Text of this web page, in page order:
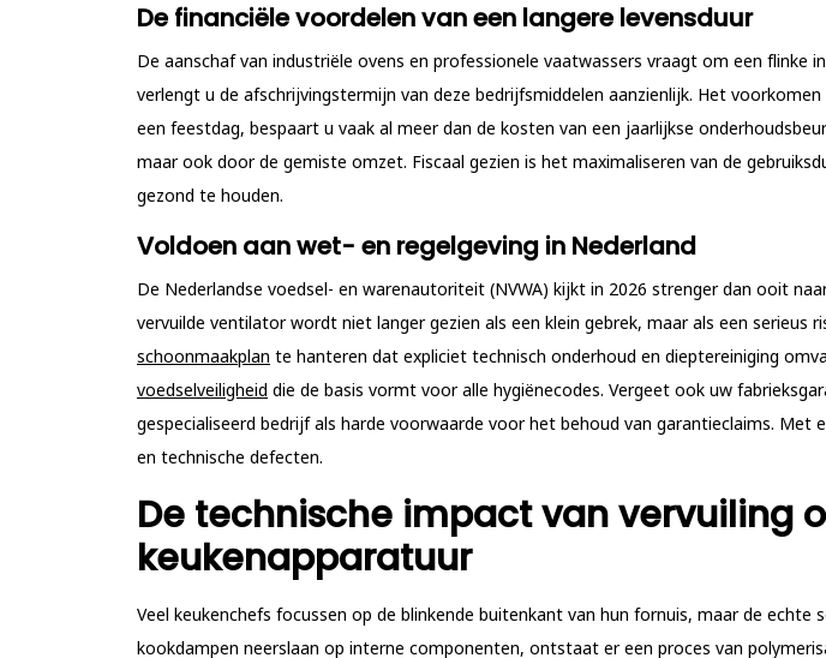
De financiële voordelen van een langere levensduur
De aanschaf van industriële ovens en professionele vaatwassers vraagt om een flinke
verlengt u de afschrijvingstermijn van deze bedrijfsmiddelen aanzienlijk. Het
een feestdag, bespaart u vaak al meer dan de kosten van een jaarlijkse
maar ook door de gemiste omzet. Fiscaal gezien is het maximaliseren van de
gezond te houden.
Voldoen aan wet- en regelgeving in Nederland
De Nederlandse voedsel- en warenautoriteit (NVWA) kijkt in 2026 strenger dan ooit
vervuilde ventilator wordt niet langer gezien als een klein gebrek, maar als een serieus
schoonmaakplan te hanteren dat expliciet technisch onderhoud en dieptereiniging
voedselveiligheid die de basis vormt voor alle hygiënecodes. Vergeet ook uw
gespecialiseerd bedrijf als harde voorwaarde voor het behoud van garantieclaims.
en technische defecten.
De technische impact van vervuiling
keukenapparatuur
Veel keukenchefs focussen op de blinkende buitenkant van hun fornuis, maar de
kookdampen neerslaan op interne componenten, ontstaat er een proces van